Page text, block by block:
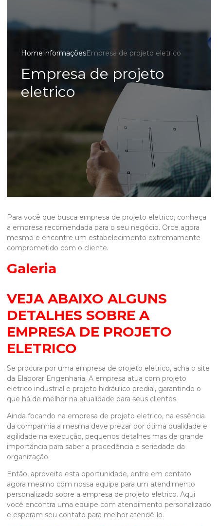
HomeInformaçõesEmpresa de projeto eletrico
Empresa de projeto
eletrico
Para você que busca empresa de projeto eletrico, conheça
a empresa recomendada para o seu negócio. Orce agora
mesmo e encontre um estabelecimento extremamente
comprometido com o cliente.
Galeria
VEJA ABAIXO ALGUNS
DETALHES SOBRE A
EMPRESA DE PROJETO
ELETRICO
Se procura por uma empresa de projeto eletrico, acha o site
da Elaborar Engenharia. A empresa atua com projeto
eletrico industrial e projeto hidráulico predial, garantindo o
que há de melhor na atualidade para seus clientes.
Ainda focando na empresa de projeto eletrico, na essência
da companhia a mesma deve prezar por ótima qualidade e
agilidade na execução, pequenos detalhes mas de grande
importância para saber a procedência e seriedade da
organização.
Então, aproveite esta oportunidade, entre em contato
agora mesmo com nossa equipe para um atendimento
personalizado sobre a empresa de projeto eletrico. Aqui
você encontra uma equipe com atendimento personalizado
e esperam seu contato para melhor atendê-lo.